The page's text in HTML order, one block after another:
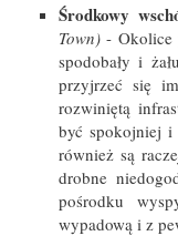
Środkowy
Town)- Okolice
spodobały i
przyjrzeć się
rozwiniętą
być spokojniej i
również są
drobne
pośrodku
wypadową i z